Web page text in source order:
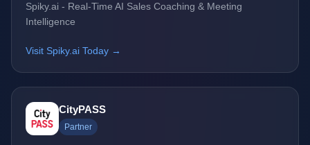
Spiky.ai - Real-Time AI Sales Coaching & Meeting
Intelligence
Visit Spiky.ai Today →
CityPASS
Partner